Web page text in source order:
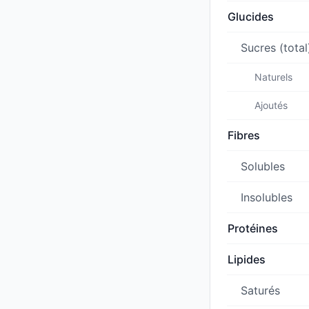
Glucides
Sucres
Naturels
Ajoutés
Fibres
Solubles
Insolubles
Protéines
Lipides
Saturés